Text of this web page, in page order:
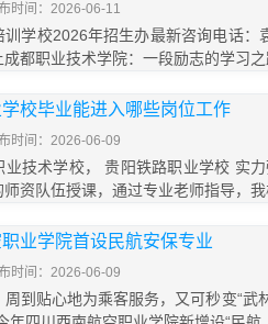
时间：2026-06-11
训学校2026年招生办最新咨询电话
都职业技术学院：一段励志的学习
校毕业能进入哪些岗位工作
时间：2026-06-09
业技术学校， 贵阳铁路职业学校 实
资队伍授课，通过专业老师指导，
业学院首设民航安保专业
时间：2026-06-09
周到贴心地为乘客服务，又可秒变“武